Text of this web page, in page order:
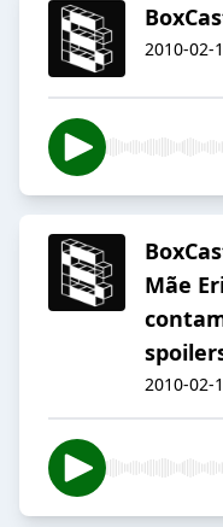
2010-02-
Mãe
2010-02-